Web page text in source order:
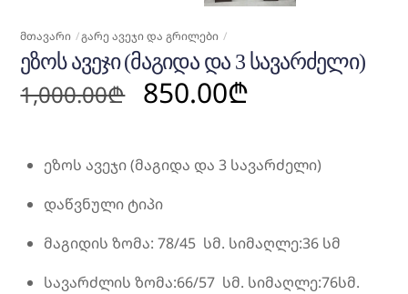
ᲛᲗᲐᲕᲐᲠᲘ ᲒᲐᲠᲔ ᲐᲕᲔᲯᲘ ᲓᲐ ᲒᲠᲘᲚᲔᲑᲘ
ᲔᲖᲝᲡ ᲐᲕᲔᲯᲘ (ᲛᲐᲒᲘᲓᲐ ᲓᲐ 3 ᲡᲐᲕᲐᲠᲫᲔᲚᲘ)
1,000.00₾ Original
price
1,000.00₾.
850.00₾
850.00₾.
ეზოს ავეჯი (მაგიდა და 3 სავარძელი)
დაწვნული ტიპი
მაგიდის ზომა: 78/45 სმ. სიმაღლე:36 სმ
სავარძლის ზომა:66/57 სმ. სიმაღლე:76სმ.